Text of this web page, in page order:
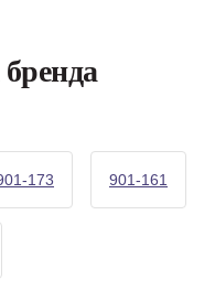
173 901-161